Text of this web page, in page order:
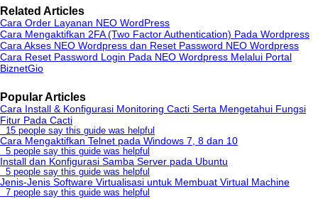
Related Articles
Cara Order Layanan NEO WordPress
Cara Mengaktifkan 2FA (Two Factor Authentication) Pada Wordpress
Cara Akses NEO Wordpress dan Reset Password NEO Wordpress
Cara Reset Password Login Pada NEO Wordpress Melalui Portal
BiznetGio
Popular Articles
Cara Install & Konfigurasi Monitoring Cacti Serta Mengetahui Fungsi
Fitur Pada Cacti
15 people say this guide was helpful
Cara Mengaktifkan Telnet pada Windows 7, 8 dan 10
5 people say this guide was helpful
Install dan Konfigurasi Samba Server pada Ubuntu
5 people say this guide was helpful
Jenis-Jenis Software Virtualisasi untuk Membuat Virtual Machine
7 people say this guide was helpful